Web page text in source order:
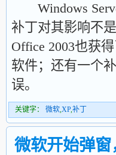
Windows
补丁对其影响不
Office 2003也获
软件；还有一个
误。
关键字： 微软,XP,补丁
微软开始弹